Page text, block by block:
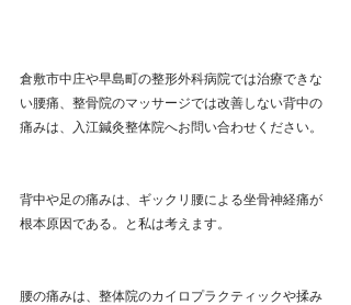
倉敷市中庄や早島町の整形外科病院では治療できな
い腰痛、整骨院のマッサージでは改善しない背中の
痛みは、入江鍼灸整体院へお問い合わせください。
背中や足の痛みは、ギックリ腰による坐骨神経痛が
根本原因である。と私は考えます。
腰の痛みは、整体院のカイロプラクティックや揉み